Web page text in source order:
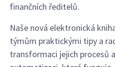
finančních ředitelů.
Naše nová elektronická
týmům praktickými tipy a
transformaci jejich procesů